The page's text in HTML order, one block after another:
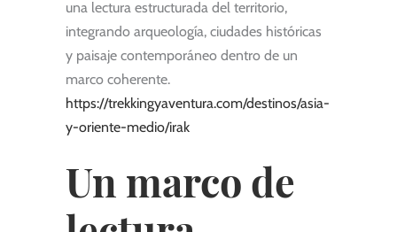
una lectura estructurada del territorio,
integrando arqueología, ciudades históricas
y paisaje contemporáneo dentro de un
marco coherente.
https://trekkingyaventura.com/destinos/asia-
y-oriente-medio/irak
Un marco de